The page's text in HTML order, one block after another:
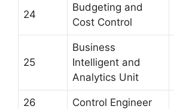
24
Budgeting and
Cost Control
25
Business
Intelligent and
Analytics Unit
26 Control Engineer